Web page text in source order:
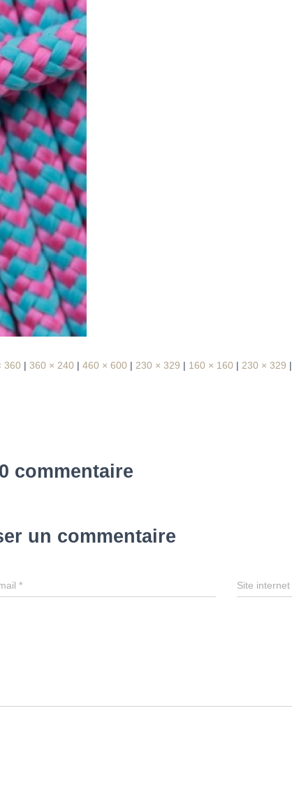
360 | 360 × 240 | 460 × 600 | 230 × 329 | 160 × 160 | 230 × 329 |
0 commentaire
un commentaire
* Site internet